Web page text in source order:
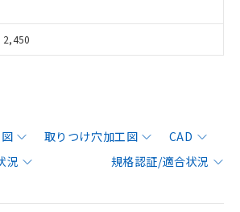
2,450
取りつけ穴加工図
CAD
況
規格認証/適合状況